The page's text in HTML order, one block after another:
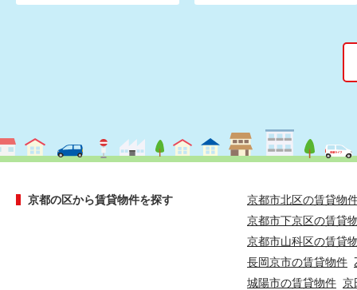
京都の区から賃貸物件を探す
京都市北区の賃貸物
京都市下京区の賃貸
京都市山科区の賃貸
長岡京市の賃貸物件
城陽市の賃貸物件 京